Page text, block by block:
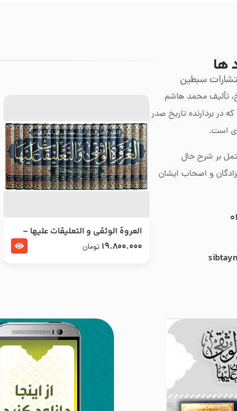
ها
سبطین
تألیف محمد هاشم
در بردارنده تاریخ صدر
است.
بر شرح حال
و اصحاب ایشان
العروة الوثقى و التعليقات عليها –
طرح جدید
19.800.000 تومان